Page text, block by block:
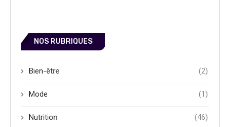
NOS RUBRIQUES
Bien-être (2)
Mode (1)
Nutrition (46)